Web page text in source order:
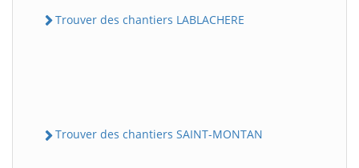
Trouver des chantiers LABLACHERE
Trouver des chantiers SAINT-MONTAN